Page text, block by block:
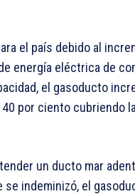
el país debido al
energía eléctrica de
el gasoducto
por ciento cubriendo
un ducto mar
indeminizó, el